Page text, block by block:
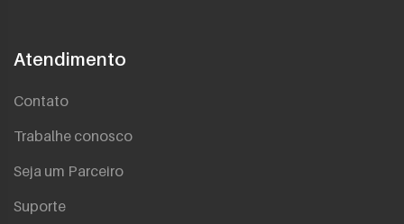
Atendimento
Contato
Trabalhe conosco
Seja um Parceiro
Suporte